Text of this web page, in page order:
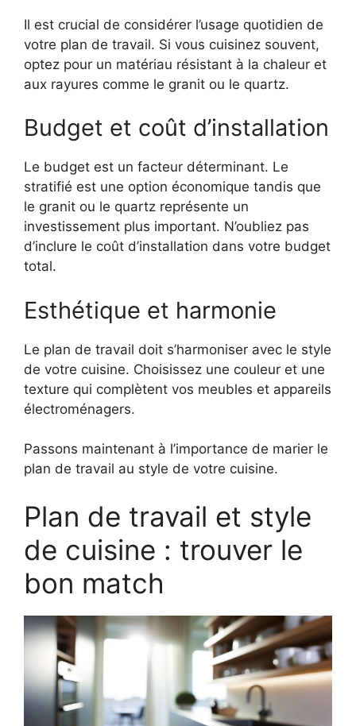
Il est crucial de considérer l’usage quotidien de
votre plan de travail. Si vous cuisinez souvent,
optez pour un matériau résistant à la chaleur et
aux rayures comme le granit ou le quartz.
Budget et coût d’installation
Le budget est un facteur déterminant. Le
stratifié est une option économique tandis que
le granit ou le quartz représente un
investissement plus important. N’oubliez pas
d’inclure le coût d’installation dans votre budget
total.
Esthétique et harmonie
Le plan de travail doit s’harmoniser avec le style
de votre cuisine. Choisissez une couleur et une
texture qui complètent vos meubles et appareils
électroménagers.
Passons maintenant à l’importance de marier le
plan de travail au style de votre cuisine.
Plan de travail et style
de cuisine : trouver le
bon match